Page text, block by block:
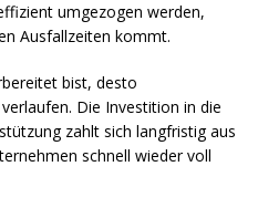
umgezogen werden,
Ausfallzeiten kommt.
bist, desto
Die Investition in die
zahlt sich langfristig aus
schnell wieder voll